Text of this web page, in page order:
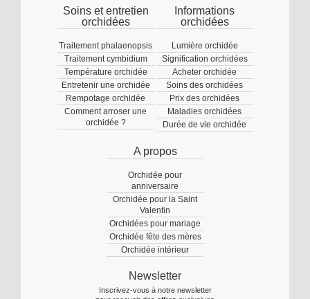
Soins et entretien
orchidées
Traitement phalaenopsis
Traitement cymbidium
Température orchidée
Entretenir une orchidée
Rempotage orchidée
Comment arroser une
orchidée ?
Informations
orchidées
Lumière orchidée
Signification orchidées
Acheter orchidée
Soins des orchidées
Prix des orchidées
Maladies orchidées
Durée de vie orchidée
A propos
Orchidée pour
anniversaire
Orchidée pour la Saint
Valentin
Orchidées pour mariage
Orchidée fête des mères
Orchidée intérieur
Newsletter
Inscrivez-vous à notre newsletter